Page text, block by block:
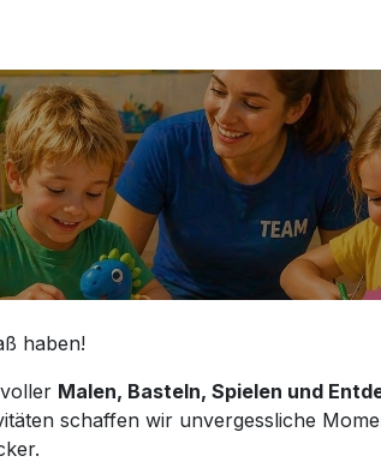
haben!
Malen, Basteln, Spielen und
schaffen wir unvergessliche